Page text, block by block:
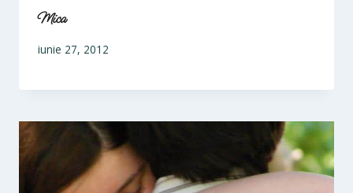
Mica
iunie 27, 2012